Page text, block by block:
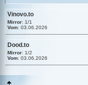
Vinovo.to
Mirror: 1/1
Vom: 03.06.2026
Dood.to
Mirror: 1/2
Vom: 03.06.2026